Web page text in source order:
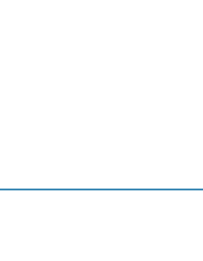
【立法會會議